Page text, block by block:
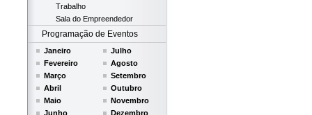
Trabalho
Sala do Empreendedor
Programação de Eventos
Janeiro
Fevereiro
Março
Abril
Maio
Junho
Julho
Agosto
Setembro
Outubro
Novembro
Dezembro